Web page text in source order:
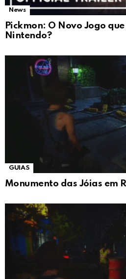
News
Pickmon: O Novo Jogo
Nintendo?
GUIAS
Monumento das Jóias em